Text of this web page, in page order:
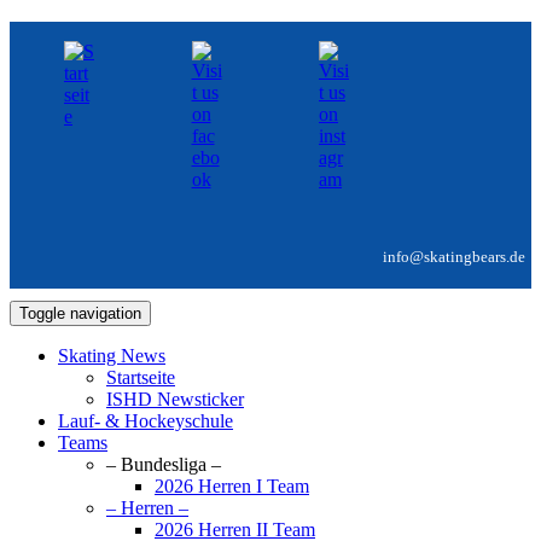
info@skatingbears.de
Toggle navigation
Skating News
Startseite
ISHD Newsticker
Lauf- & Hockeyschule
Teams
– Bundesliga –
2026 Herren I Team
– Herren –
2026 Herren II Team